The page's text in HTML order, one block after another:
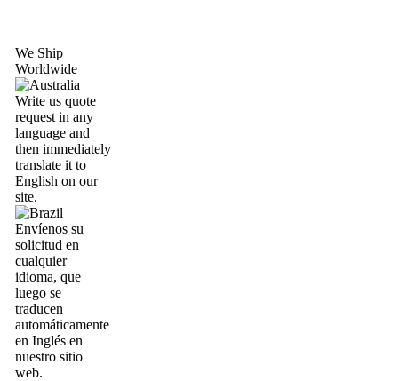
We Ship
Worldwide
Write us quote
request in any
language and
then immediately
translate it to
English on our
site.
Envíenos su
solicitud en
cualquier
idioma, que
luego se
traducen
automáticamente
en Inglés en
nuestro sitio
web.